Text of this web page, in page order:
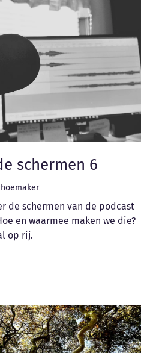
schermen 6
de schermen van de podcast
en waarmee maken we die?
op rij.